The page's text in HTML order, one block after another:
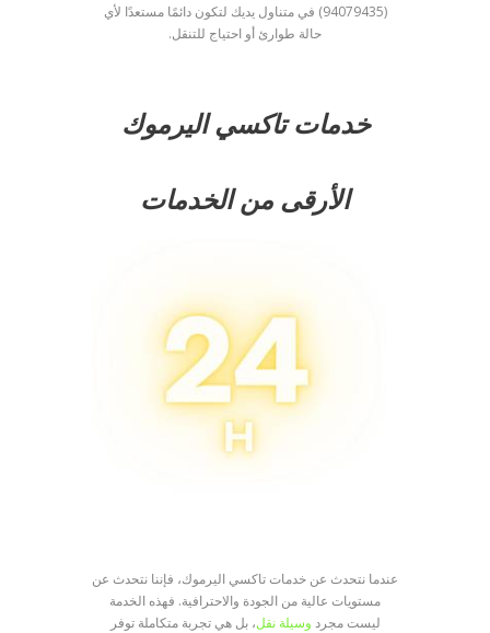
(94079435) في متناول يديك لتكون دائمًا مستعدًا لأي
حالة طوارئ أو احتياج للتنقل.
خدمات تاكسي اليرموك
الأرقى من الخدمات
عندما نتحدث عن خدمات تاكسي اليرموك، فإننا نتحدث عن
مستويات عالية من الجودة والاحترافية. فهذه الخدمة
ليست مجرد وسيلة نقل، بل هي تجربة متكاملة توفر